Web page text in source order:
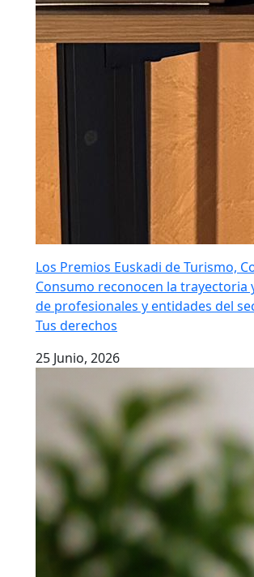
Los Premios Euskadi de Turismo,
Consumo reconocen la trayectoria
de profesionales y entidades del
Tus derechos
25 Junio, 2026